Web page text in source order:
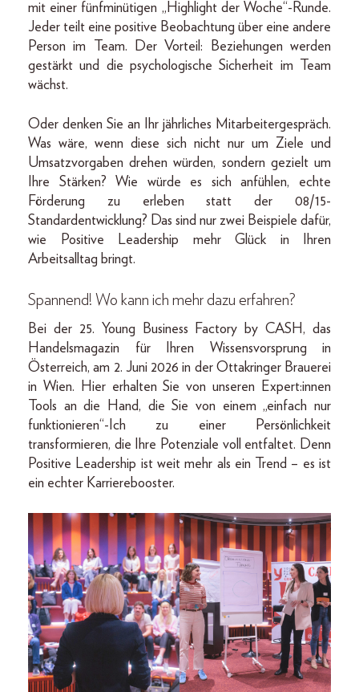
mit einer fünfminütigen „Highlight der Woche“-Runde.
Jeder teilt eine positive Beobachtung über eine andere
Person im Team. Der Vorteil: Beziehungen werden
gestärkt und die psychologische Sicherheit im Team
wächst.
Oder denken Sie an Ihr jährliches Mitarbeitergespräch.
Was wäre, wenn diese sich nicht nur um Ziele und
Umsatzvorgaben drehen würden, sondern gezielt um
Ihre Stärken? Wie würde es sich anfühlen, echte
Förderung zu erleben statt der 08/15-
Standardentwicklung? Das sind nur zwei Beispiele dafür,
wie Positive Leadership mehr Glück in Ihren
Arbeitsalltag bringt.
Spannend! Wo kann ich mehr dazu erfahren?
Bei der 25. Young Business Factory by CASH, das
Handelsmagazin für Ihren Wissensvorsprung in
Österreich, am 2. Juni 2026 in der Ottakringer Brauerei
in Wien. Hier erhalten Sie von unseren Expert:innen
Tools an die Hand, die Sie von einem „einfach nur
funktionieren“-Ich zu einer Persönlichkeit
transformieren, die Ihre Potenziale voll entfaltet. Denn
Positive Leadership ist weit mehr als ein Trend – es ist
ein echter Karrierebooster.